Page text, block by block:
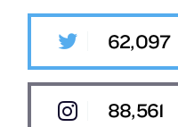
62,097
88,561